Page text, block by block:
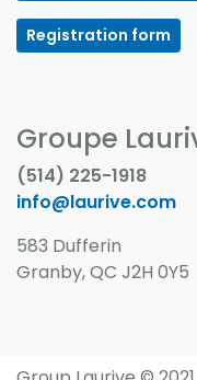
Groupe
(514) 225-1918
info@laurive.com
583 Dufferin
Granby, QC J2H 0Y5
Registration form